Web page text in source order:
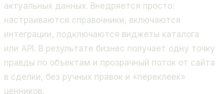
актуальных данных. Внедряется просто:
настраиваются справочники, включаются
интеграции, подключаются виджеты каталога
или API. В результате бизнес получает одну точку
правды по объектам и прозрачный поток от сайта
в сделки, без ручных правок и «переклеек»
ценников.